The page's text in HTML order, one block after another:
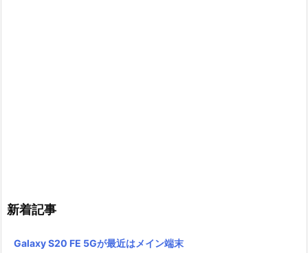
新着記事
Galaxy S20 FE 5Gが最近はメイン端末